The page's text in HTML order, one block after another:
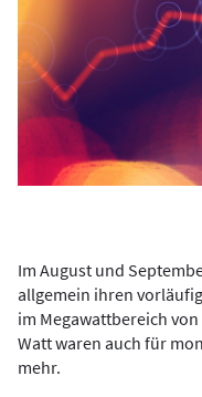
Im August und
allgemein ihren
im Megawattbereich
Watt waren auch für
mehr.